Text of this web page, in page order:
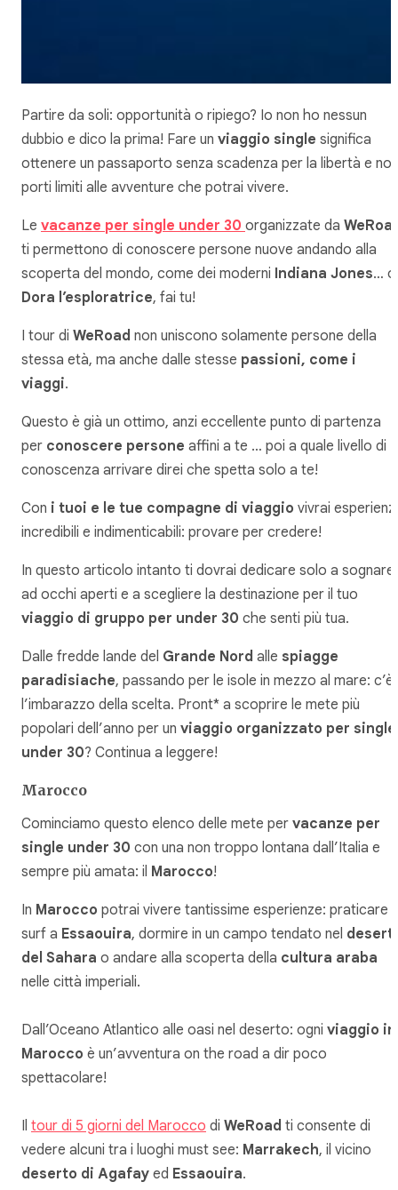
Partire da soli: opportunità o ripiego? Io non ho nessun
dubbio e dico la prima! Fare un viaggio single significa
ottenere un passaporto senza scadenza per la libertà e non
porti limiti alle avventure che potrai vivere.
Le vacanze per single under 30 organizzate da
ti permettono di conoscere persone nuove andando alla
scoperta del mondo, come dei moderni Indiana Jones… o
Dora l’esploratrice, fai tu!
I tour di WeRoad non uniscono solamente persone della
stessa età, ma anche dalle stesse passioni, come i
viaggi.
Questo è già un ottimo, anzi eccellente punto di partenza
per conoscere persone affini a te … poi a quale livello di
conoscenza arrivare direi che spetta solo a te!
Con i tuoi e le tue compagne di viaggio vivrai
incredibili e indimenticabili: provare per credere!
In questo articolo intanto ti dovrai dedicare solo a sognare
ad occhi aperti e a scegliere la destinazione per il tuo
viaggio di gruppo per under 30 che senti più tua.
Dalle fredde lande del Grande Nord alle spiagge
paradisiache, passando per le isole in mezzo al mare: c’è
l’imbarazzo della scelta. Pront* a scoprire le mete più
popolari dell’anno per un viaggio organizzato per single
under 30? Continua a leggere!
Marocco
Cominciamo questo elenco delle mete per vacanze per
single under 30 con una non troppo lontana dall’Italia e
sempre più amata: il Marocco!
In Marocco potrai vivere tantissime esperienze: praticare
surf a Essaouira, dormire in un campo tendato nel
del Sahara o andare alla scoperta della cultura araba
nelle città imperiali.
Dall’Oceano Atlantico alle oasi nel deserto: ogni viaggio in
Marocco è un’avventura on the road a dir poco
spettacolare!
Il tour di 5 giorni del Marocco di WeRoad ti consente di
vedere alcuni tra i luoghi must see: Marrakech, il vicino
deserto di Agafay ed Essaouira.